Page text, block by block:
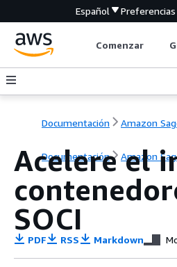
Español Preferencias
Comenzar
Documentación Amazon
Documentación Amazon
Acelere el
SOCI
PDF RSS Markdown